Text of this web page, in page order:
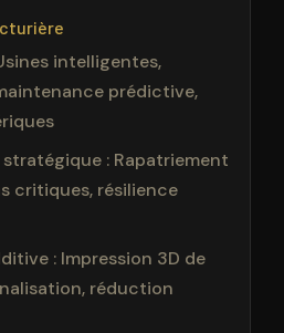
intelligentes,
prédictive,
: Rapatriement
critiques, résilience
: Impression 3D de
réduction